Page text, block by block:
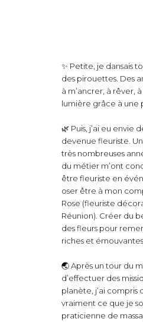
✨ Petite, je dansais
des pirouettes. Des
à m’ancrer, à rêver,
lumière grâce à une
🌿 Puis, j’ai eu envie
devenue fleuriste.
très nombreuses
du métier m’ont
être fleuriste en
oser être à mon
Rose (fleuriste
Réunion). Créer du
des fleurs pour
riches et émouvantes.
🌏 Après un tour du
d’effectuer des
planète, j’ai compris
vraiment ce que je
praticienne de